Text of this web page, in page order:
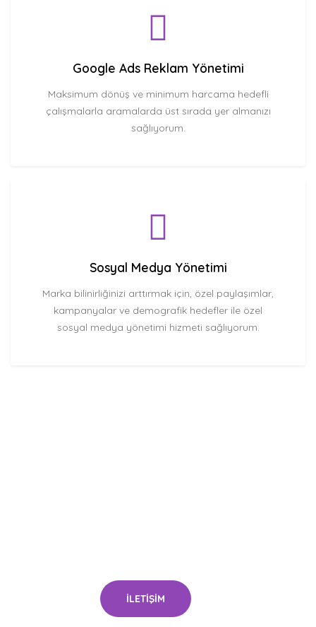
Google Ads Reklam Yönetimi
Maksimum dönüş ve minimum harcama hedefli
çalışmalarla aramalarda üst sırada yer almanızı
sağlıyorum.
Sosyal Medya Yönetimi
Marka bilinirliğinizi arttırmak için, özel paylaşımlar,
kampanyalar ve demografik hedefler ile özel
sosyal medya yönetimi hizmeti sağlıyorum.